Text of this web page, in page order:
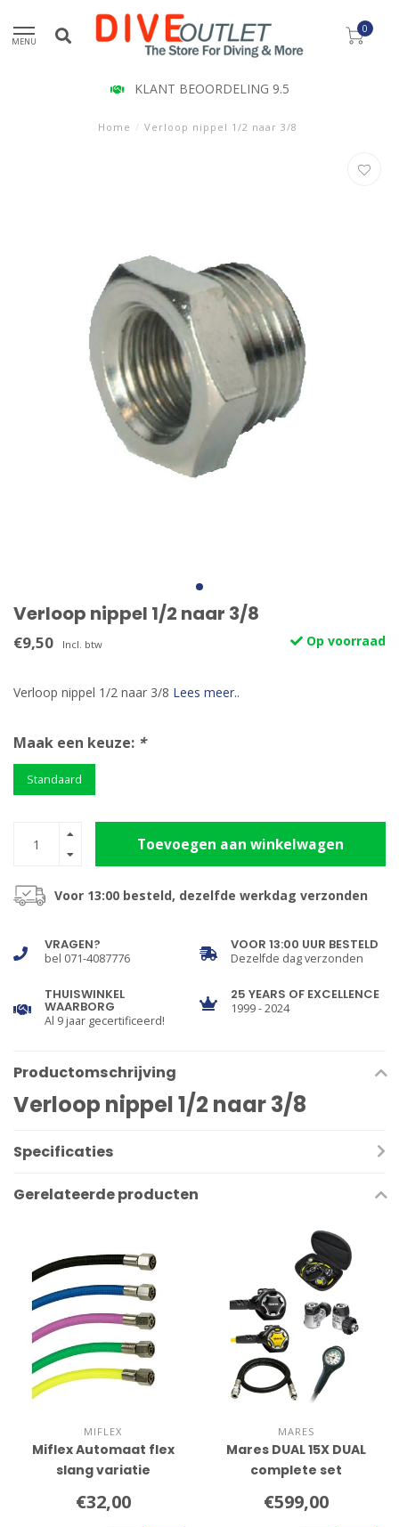
MENU
0
KLANT BEOORDELING 9.5
Home / Verloop nippel 1/2 naar 3/8
Verloop nippel 1/2 naar 3/8
€9,50 Incl. btw Op voorraad
Verloop nippel 1/2 naar 3/8 Lees meer..
Maak een keuze: *
Standaard
Toevoegen aan winkelwagen
Voor 13:00 besteld, dezelfde werkdag verzonden
VRAGEN?
bel 071-4087776
VOOR 13:00 UUR BESTELD
Dezelfde dag verzonden
THUISWINKEL
WAARBORG
Al 9 jaar gecertificeerd!
25 YEARS OF EXCELLENCE
1999 - 2024
Productomschrijving
Verloop nippel 1/2 naar 3/8
Specificaties
Gerelateerde producten
MIFLEX
Miflex Automaat flex
slang variatie
€32,00
MARES
Mares DUAL 15X DUAL
complete set
€599,00